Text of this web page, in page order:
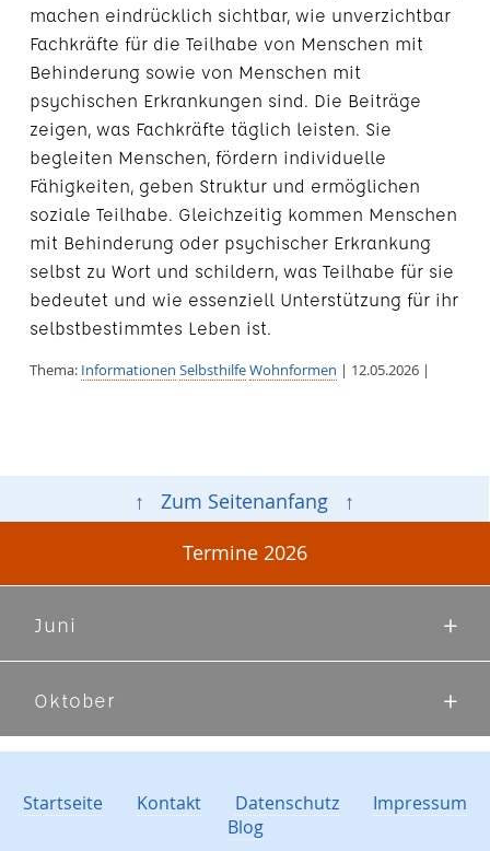
machen eindrücklich sichtbar, wie unverzichtbar
Fachkräfte für die Teilhabe von Menschen mit
Behinderung sowie von Menschen mit
psychischen Erkrankungen sind. Die Beiträge
zeigen, was Fachkräfte täglich leisten. Sie
begleiten Menschen, fördern individuelle
Fähigkeiten, geben Struktur und ermöglichen
soziale Teilhabe. Gleichzeitig kommen Menschen
mit Behinderung oder psychischer Erkrankung
selbst zu Wort und schildern, was Teilhabe für sie
bedeutet und wie essenziell Unterstützung für ihr
selbstbestimmtes Leben ist.
Thema: Informationen SelbsthilfeWohnformen | 12.05.2026 |
↑ Zum Seitenanfang ↑
Termine 2026
Juni
Oktober
Startseite Kontakt Datenschutz
Impressum
Blog